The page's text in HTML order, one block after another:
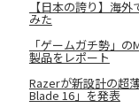
【日本の誇り】海
みた
「ゲームガチ勢」
製品をレポート
Razerが新設計の超
Blade 16」を発表